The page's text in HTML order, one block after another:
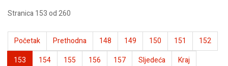
Stranica 153 od 260
Početak Prethodna 148 149 150 151
152
153
154 155 156 157 Sljedeća Kraj